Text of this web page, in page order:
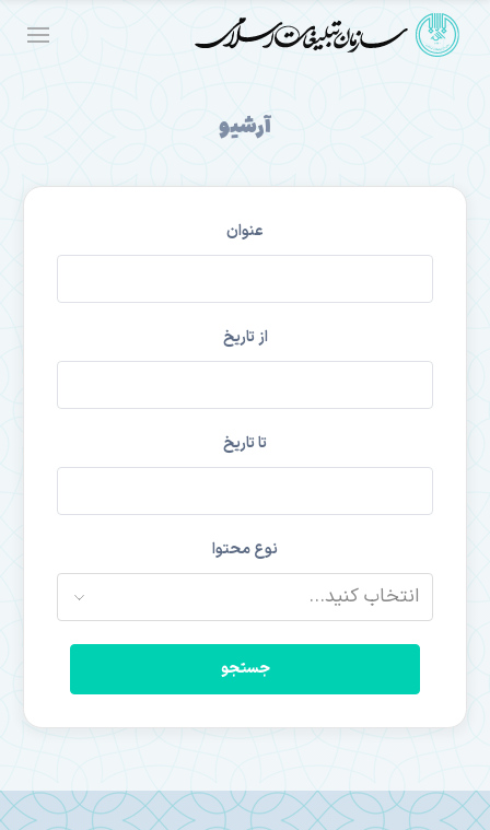
آرشیو
عنوان
از تاریخ
تا تاریخ
نوع محتوا
جستجو